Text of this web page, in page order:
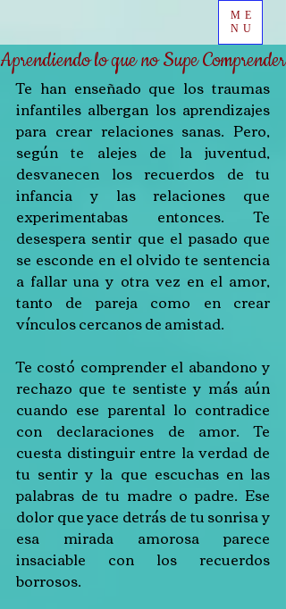
ME
NU
Aprendiendo lo que no Supe Comprender
Te han enseñado que los traumas
infantiles albergan los aprendizajes
para crear relaciones sanas. Pero,
según te alejes de la juventud,
desvanecen los recuerdos de tu
infancia y las relaciones que
experimentabas entonces. Te
desespera sentir que el pasado que
se esconde en el olvido te sentencia
a fallar una y otra vez en el amor,
tanto de pareja como en crear
vínculos cercanos de amistad.
Te costó comprender el abandono y
rechazo que te sentiste y más aún
cuando ese parental lo contradice
con declaraciones de amor. Te
cuesta distinguir entre la verdad de
tu sentir y la que escuchas en las
palabras de tu madre o padre. Ese
dolor que yace detrás de tu sonrisa y
esa mirada amorosa parece
insaciable con los recuerdos
borrosos.